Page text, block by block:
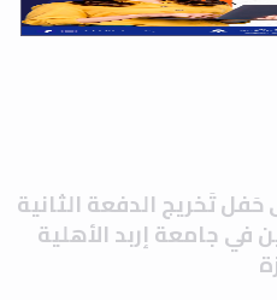
تَخريج الدفعة الثانية
في جامعة إربد الأهلية